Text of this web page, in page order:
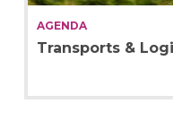
AGENDA
Transports &